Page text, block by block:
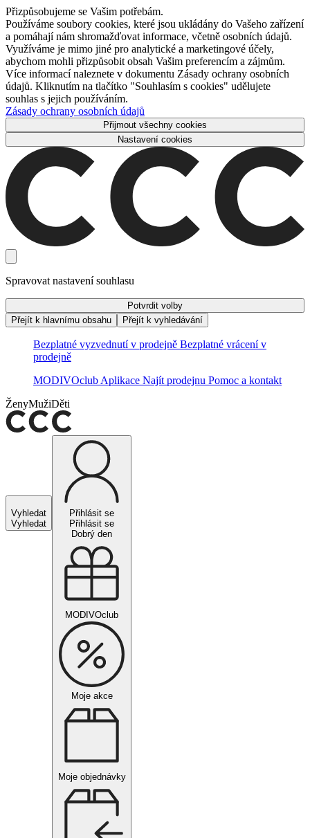
Přizpůsobujeme se Vašim potřebám.
Používáme soubory cookies, které jsou ukládány do Vašeho zařízení
a pomáhají nám shromažďovat informace, včetně osobních údajů.
Využíváme je mimo jiné pro analytické a marketingové účely,
abychom mohli přizpůsobit obsah Vašim preferencím a zájmům.
Více informací naleznete v dokumentu Zásady ochrany osobních
údajů. Kliknutím na tlačítko "Souhlasím s cookies" udělujete
souhlas s jejich používáním.
Zásady ochrany osobních údajů
Přijmout všechny cookies
Nastavení cookies
Spravovat nastavení souhlasu
Potvrdit volby
Přejít k hlavnímu obsahu
Přejít k vyhledávání
Bezplatné vyzvednutí v prodejně Bezplatné vrácení v
prodejně
MODIVOclub Aplikace Najít prodejnu Pomoc a kontakt
ŽenyMužiDěti
Vyhledat
Vyhledat
Přihlásit se
Přihlásit se
Dobrý den
MODIVOclub
Moje akce
Moje objednávky